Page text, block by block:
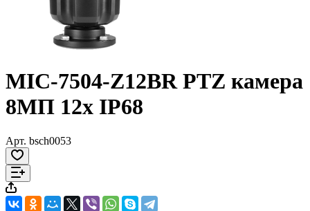
MIC-7504-Z12BR PTZ камера
8МП 12x IP68
Арт. bsch0053